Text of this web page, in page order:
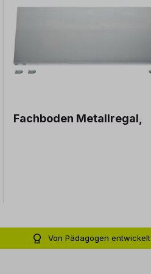
Fachboden Metallregal,
Von Pädagogen entwickelt